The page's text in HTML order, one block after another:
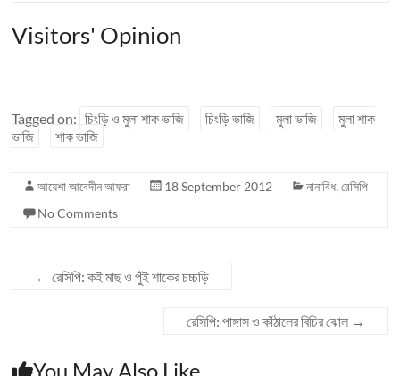
Visitors' Opinion
Tagged on: চিংড়ি ও মুলা শাক ভাজি চিংড়ি ভাজি মুলা ভাজি
মুলা শাক
ভাজি
শাক ভাজি
আয়েশা আবেদীন আফরা 18 September 2012 নানাবিধ,রেসিপি
No Comments
← রেসিপি: কই মাছ ও পুঁই শাকের চচ্চড়ি
রেসিপি: পাঙ্গাস ও কাঁঠালের বিচির ঝোল →
You May Also Like